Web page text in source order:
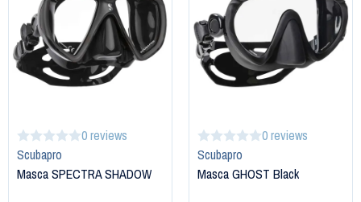
0 reviews
Scubapro
Masca SPECTRA SHADOW
0 reviews
Scubapro
Masca GHOST Black